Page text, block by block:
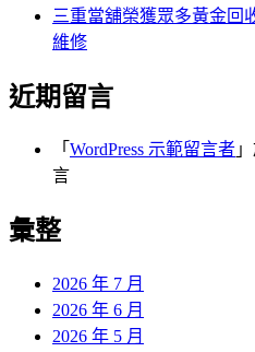
三重當舖榮獲眾多黃金回
維修
近期留言
「 WordPress 示範留言者
言
彙整
2026 年 7 月
2026 年 6 月
2026 年 5 月